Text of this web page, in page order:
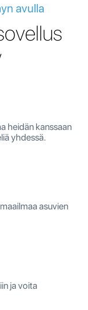
avulla
heidän kanssaan
yhdessä.
asuvien
ja voita